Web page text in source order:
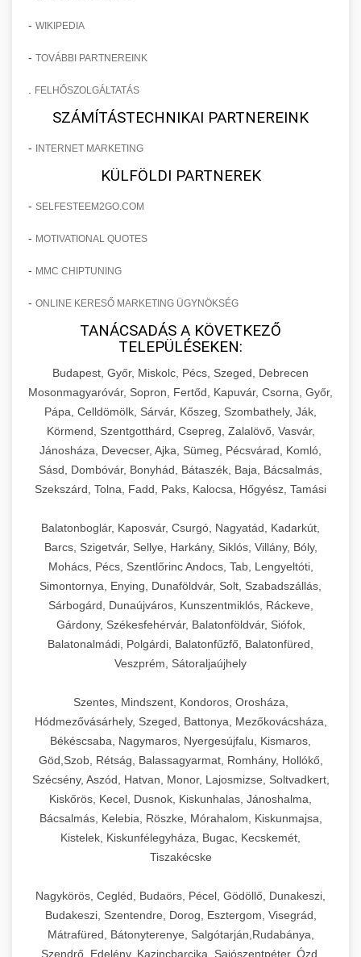
- WIKIPEDIA
- TOVÁBBI PARTNEREINK
FELHŐSZOLGÁLTATÁS
SZÁMÍTÁSTECHNIKAI PARTNEREINK
- INTERNET MARKETING
KÜLFÖLDI PARTNEREK
- SELFESTEEM2GO.COM
- MOTIVATIONAL QUOTES
- MMC CHIPTUNING
- ONLINE KERESŐ MARKETING ÜGYNÖKSÉG
TANÁCSADÁS A KÖVETKEZŐ
TELEPÜLÉSEKEN:
Budapest, Győr, Miskolc, Pécs, Szeged, Debrecen
Mosonmagyaróvár, Sopron, Fertőd, Kapuvár, Csorna, Győr,
Pápa, Celldömölk, Sárvár, Kőszeg, Szombathely, Ják,
Körmend, Szentgotthárd, Csepreg, Zalalövő, Vasvár,
Jánosháza, Devecser, Ajka, Sümeg, Pécsvárad, Komló,
Sásd, Dombóvár, Bonyhád, Bátaszék, Baja, Bácsalmás,
Szekszárd, Tolna, Fadd, Paks, Kalocsa, Hőgyész, Tamási
Balatonboglár, Kaposvár, Csurgó, Nagyatád, Kadarkút,
Barcs, Szigetvár, Sellye, Harkány, Siklós, Villány, Bóly,
Mohács, Pécs, Szentlőrinc Andocs, Tab, Lengyeltóti,
Simontornya, Enying, Dunaföldvár, Solt, Szabadszállás,
Sárbogárd, Dunaújváros, Kunszentmiklós, Ráckeve,
Gárdony, Székesfehérvár, Balatonföldvár, Siófok,
Balatonalmádi, Polgárdi, Balatonfűzfő, Balatonfüred,
Veszprém, Sátoraljaújhely
Szentes, Mindszent, Kondoros, Orosháza,
Hódmezővásárhely, Szeged, Battonya, Mezőkovácsháza,
Békéscsaba, Nagymaros, Nyergesújfalu, Kismaros,
Göd,Szob, Rétság, Balassagyarmat, Romhány, Hollókő,
Szécsény, Aszód, Hatvan, Monor, Lajosmizse, Soltvadkert,
Kiskőrös, Kecel, Dusnok, Kiskunhalas, Jánoshalma,
Bácsalmás, Kelebia, Röszke, Mórahalom, Kiskunmajsa,
Kistelek, Kiskunfélegyháza, Bugac, Kecskemét,
Tiszakécske
Nagykörös, Cegléd, Budaörs, Pécel, Gödöllő, Dunakeszi,
Budakeszi, Szentendre, Dorog, Esztergom, Visegrád,
Mátrafüred, Bátonyterenye, Salgótarján,Rudabánya,
Szendrő, Edelény, Kazincbarcika, Sajószentpéter, Ózd,